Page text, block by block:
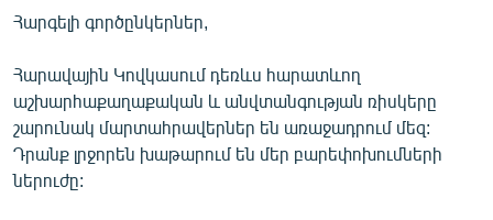
Հարգելի գործընկերներ,
Հարավային Կովկասում դեռևս հարատևող
աշխարհաքաղաքական և անվտանգության ռիսկերը
շարունակ մարտահրավերներ են առաջադրում մեզ:
Դրանք լրջորեն խաթարում են մեր բարեփոխումների
ներուժը: